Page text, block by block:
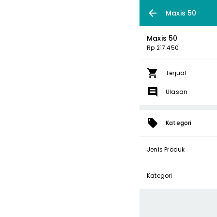
Maxis 50
Maxis 50
Rp 217.450
Terjual
Ulasan
Kategori
Jenis Produk
Kategori